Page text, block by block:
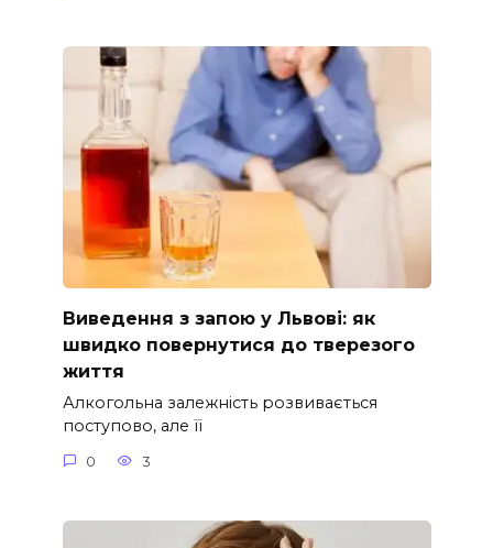
Виведення з запою у Львові: як
швидко повернутися до тверезого
життя
Алкогольна залежність розвивається
поступово, але її
0 3